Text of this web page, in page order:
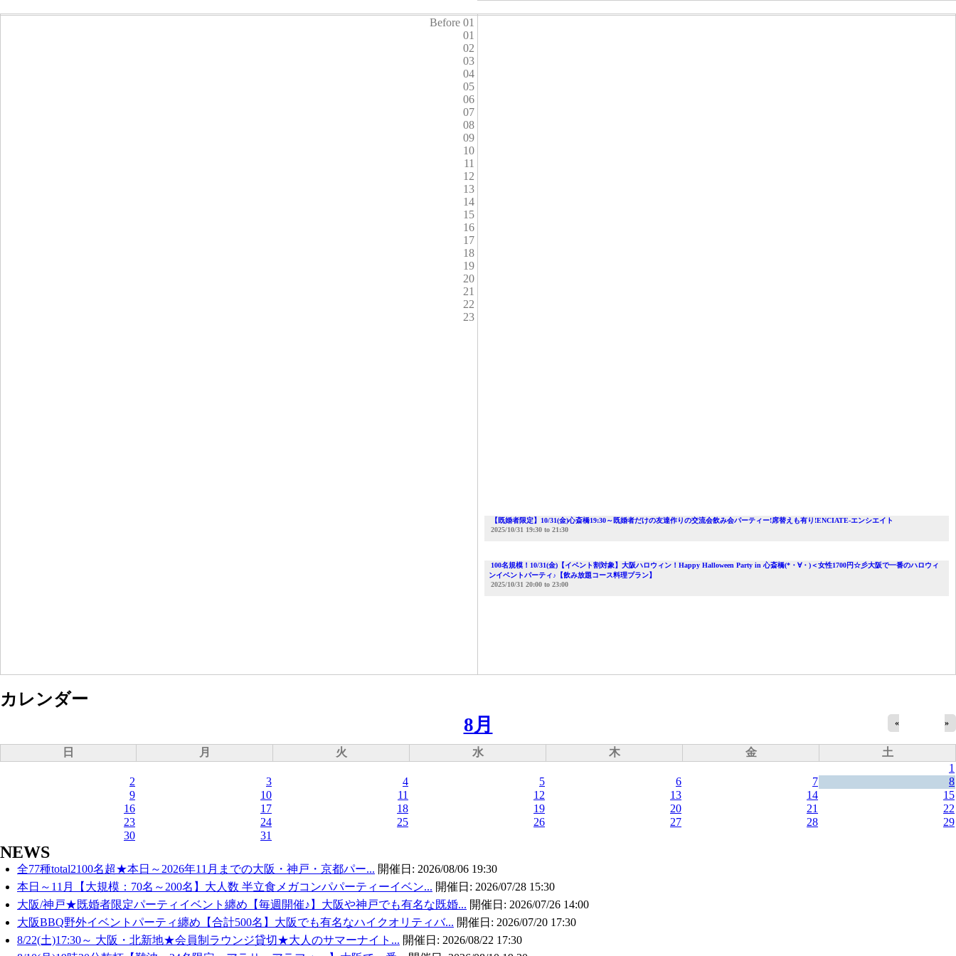
Before 01
01
02
03
04
05
06
07
08
09
10
11
12
13
14
15
16
17
18
19
20
21
22
23
【既婚者限定】10/31(金)心斎橋19:30～既婚者だけの友達作りの交流会飲み会パーティー!席替えも有り!ENCIATE-エンシエイト
2025/10/31 19:30to 21:30
100名規模！10/31(金)【イベント割対象】大阪ハロウィン！Happy Halloween Party in 心斎橋(*・∀・)＜女性1700円☆彡大阪で一番のハロウィ
ンイベントパーティ♪【飲み放題コース料理プラン】
2025/10/31 20:00to 23:00
カレンダー
8月 « »
日 月 火 水 木 金
土
1
2
3 4 5 6 7
8
9
10 11 12 13 14
15
16
17 18 19 20 21
22
23
24 25 26 27 28
29
30
31
NEWS
全77種total2100名超★本日～2026年11月までの大阪・神戸・京都パー... 開催日: 2026/08/06 19:30
本日～11月【大規模：70名～200名】大人数 半立食メガコンパパーティーイベン... 開催日: 2026/07/28 15:30
大阪/神戸★既婚者限定パーティイベント纏め【毎週開催♪】大阪や神戸でも有名な既婚... 開催日: 2026/07/26 14:00
大阪BBQ野外イベントパーティ纏め【合計500名】大阪でも有名なハイクオリティバ... 開催日: 2026/07/20 17:30
8/22(土)17:30～ 大阪・北新地★会員制ラウンジ貸切★大人のサマーナイト... 開催日: 2026/08/22 17:30